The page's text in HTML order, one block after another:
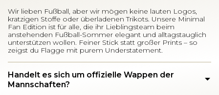
Wir lieben Fußball, aber wir mögen keine lauten Logos,
kratzigen Stoffe oder überladenen Trikots. Unsere Minimal
Fan Edition ist für alle, die ihr Lieblingsteam beim
anstehenden Fußball-Sommer elegant und alltagstauglich
unterstützen wollen. Feiner Stick statt großer Prints – so
zeigst du Flagge mit purem Understatement.
Handelt es sich um offizielle Wappen der
Mannschaften?